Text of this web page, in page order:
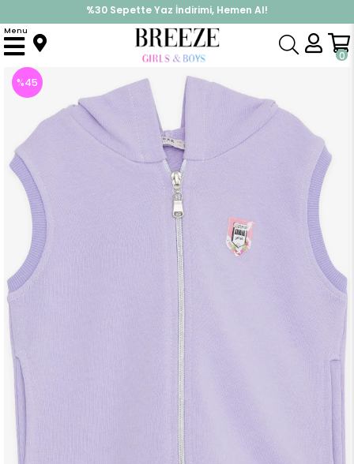
%30 Sepette Yaz İndirimi, Hemen Al!
İndirimlere ek %10 İndirimi Kap, Hemen Üye Ol!
0
Menu
Anasayfa Üst Giyim Yelek
%45